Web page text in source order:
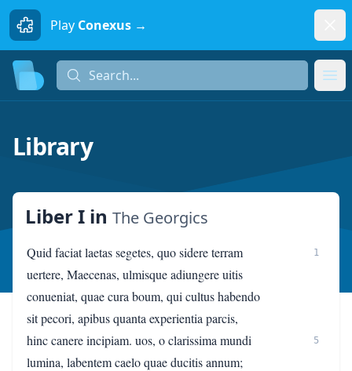
Play Conexus →
Search...
Library
Liber I in The Georgics
Quid faciat laetas segetes, quo sidere terram 1
uertere, Maecenas, ulmisque adiungere uitis
conueniat, quae cura boum, qui cultus habendo
sit pecori, apibus quanta experientia parcis,
hinc canere incipiam. uos, o clarissima mundi
5
lumina, labentem caelo quae ducitis annum;